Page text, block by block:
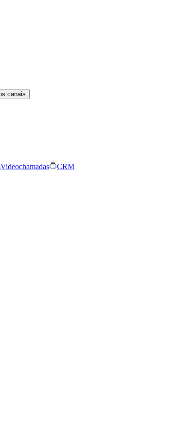
canais
Videochamadas
CRM